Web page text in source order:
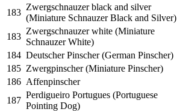
183
Zwergschnauzer black and silver
(Miniature Schnauzer Black and Silver)
183
Zwergschnauzer white (Miniature
Schnauzer White)
184 Deutscher Pinscher (German Pinscher)
185 Zwergpinscher (Miniature Pinscher)
186 Affenpinscher
187
Perdigueiro Portugues (Portuguese
Pointing Dog)